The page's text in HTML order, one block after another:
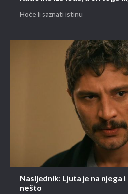
Hoće li saznati istinu
Nasljednik: Ljuta je na njega
nešto